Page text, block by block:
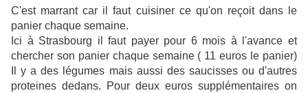
C'est marrant car il faut cuisiner ce qu'on reçoit dans le
panier chaque semaine.
Ici à Strasbourg il faut payer pour 6 mois à l'avance et
chercher son panier chaque semaine ( 11 euros le panier)
Il y a des légumes mais aussi des saucisses ou d'autres
proteines dedans. Pour deux euros supplémentaires on